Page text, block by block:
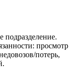
подразделение.
просмотр
потерь,